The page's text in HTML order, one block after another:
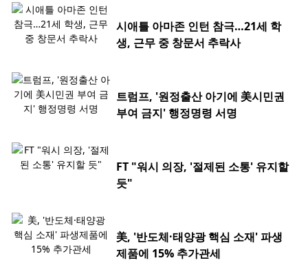
시애틀 아마존 인턴 참극…21세 학
생, 근무 중 창문서 추락사
트럼프, '원정출산 아기에 美시민권
부여 금지' 행정명령 서명
FT "워시 의장, '절제된 소통' 유지할
듯"
美, '반도체·태양광 핵심 소재' 파생
제품에 15% 추가관세